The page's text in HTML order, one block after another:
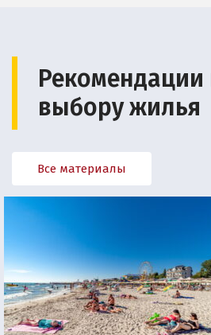
Рекомендации
выбору жилья
Все материалы